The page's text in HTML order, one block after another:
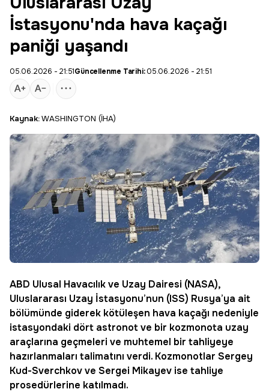
İstasyonu'nda hava kaçağı
paniği yaşandı
05.06.2026 - 21:51Güncellenme Tarihi:05.06.2026 - 21:51
Kaynak:WASHINGTON (İHA)
ABD Ulusal Havacılık ve Uzay Dairesi (NASA),
Uluslararası Uzay İstasyonu’nun (ISS) Rusya’ya ait
bölümünde giderek kötüleşen hava kaçağı nedeniyle
istasyondaki dört astronot ve bir kozmonota uzay
araçlarına geçmeleri ve muhtemel bir tahliyeye
hazırlanmaları talimatını verdi. Kozmonotlar Sergey
Kud-Sverchkov ve Sergei Mikayev ise tahliye
prosedürlerine katılmadı.